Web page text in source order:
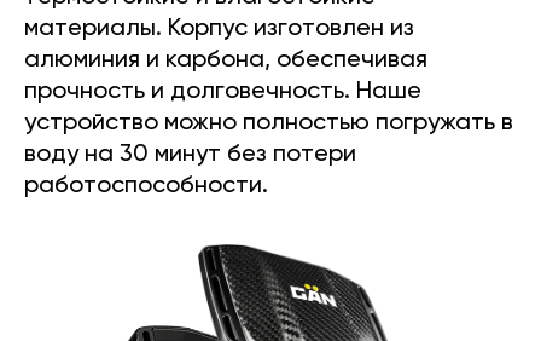
материалы. Корпус изготовлен из
алюминия и карбона, обеспечивая
прочность и долговечность. Наше
устройство можно полностью погружать в
воду на 30 минут без потери
работоспособности.